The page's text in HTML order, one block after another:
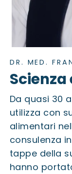
DR. MED.
Da quasi 30
utilizza con
alimentari
consulenza
tappe della
hanno